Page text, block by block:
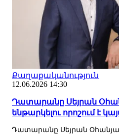
Քաղաքականություն
12.06.2026 14:30
Դատարանը Սեյրան
ենթարկելու որոշում է
Դատարանը Սեյրան